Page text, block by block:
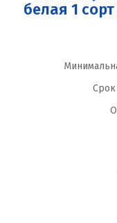
белая 1
Срок